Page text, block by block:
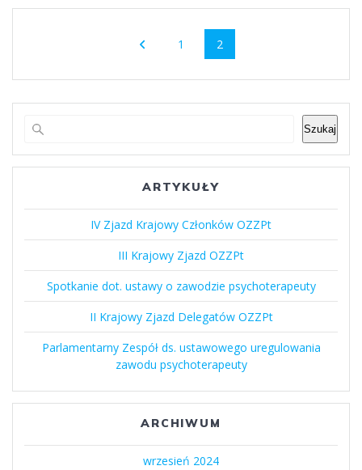
wpisach
Strona
1 Strona
2
Szukaj
ARTYKUŁY
IV Zjazd Krajowy Członków OZZPt
III Krajowy Zjazd OZZPt
Spotkanie dot. ustawy o zawodzie psychoterapeuty
II Krajowy Zjazd Delegatów OZZPt
Parlamentarny Zespół ds. ustawowego uregulowania
zawodu psychoterapeuty
ARCHIWUM
wrzesień 2024